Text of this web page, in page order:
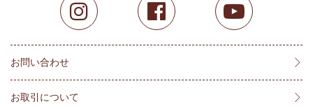
お問い合わせ
お取引について